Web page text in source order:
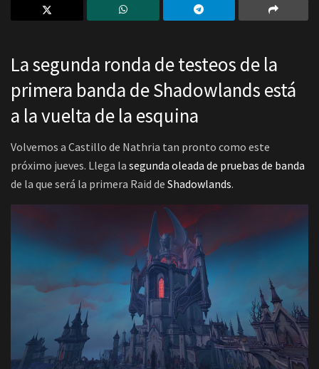
La segunda ronda de testeos de la
primera banda de Shadowlands está
a la vuelta de la esquina
Volvemos a Castillo de Nathria tan pronto como este
próximo jueves. Llega la segunda oleada de pruebas de banda
de la que será la primera Raid de Shadowlands.